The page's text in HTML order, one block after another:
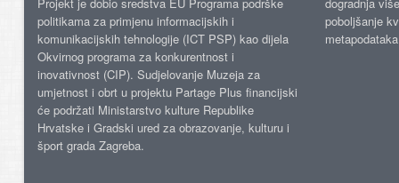
politikama za primjenu informacijskih i
komunikacijskih tehnologije (ICT PSP) kao dijela
Okvirnog programa za konkurentnost i
inovativnost (CIP). Sudjelovanje Muzeja za
umjetnost i obrt u projektu Partage Plus financijski
će podržati Ministarstvo kulture Republike
Hrvatske i Gradski ured za obrazovanje, kulturu i
šport grada Zagreba.
poboljšanje